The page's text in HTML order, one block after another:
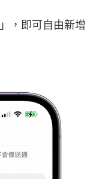
」，即可自由新增